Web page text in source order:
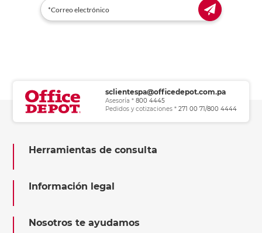
sclientespa@officedepot.com.pa
Asesoría * 800 4445
Pedidos y cotizaciones * 271 00 71/800 4444
Herramientas de consulta
Información legal
Nosotros te ayudamos